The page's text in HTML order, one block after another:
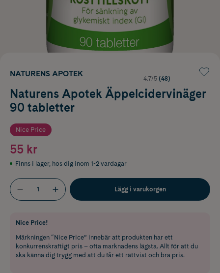
NATURENS APOTEK
4.7/5 (48)
Naturens Apotek Äppelcidervinäger
90 tabletter
Nice Price
55 kr
Finns i lager, hos dig inom 1-2 vardagar
Lägg i varukorgen
Nice Price!
Märkningen “Nice Price” innebär att produkten har ett
konkurrenskraftigt pris – ofta marknadens lägsta. Allt för att du
ska känna dig trygg med att du får ett rättvist och bra pris.